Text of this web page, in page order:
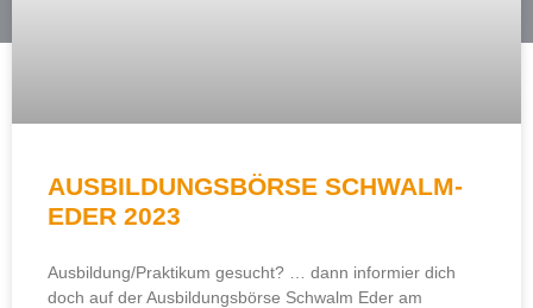
AUSBILDUNGSBÖRSE SCHWALM-
EDER 2023
Ausbildung/Praktikum gesucht? … dann informier dich
doch auf der Ausbildungsbörse Schwalm Eder am